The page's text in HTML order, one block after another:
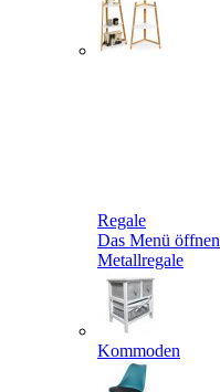
Regale
Das Menü öffnen
Metallregale
Kommoden